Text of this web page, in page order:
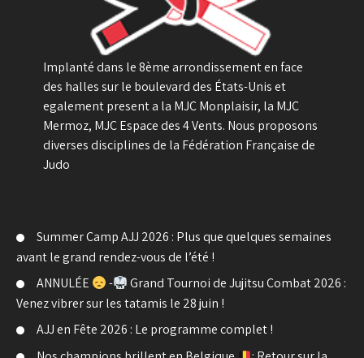
Implanté dans le 8ème arrondissement en face
des halles sur le boulevard des États-Unis et
egalement present a la MJC Monplaisir, la MJC
Mermoz, MJC Espace des 4 Vents. Nous proposons
diverses disciplines de la Fédération Française de
Judo
Summer Camp AJJ 2026 : Plus que quelques semaines
avant le grand rendez-vous de l’été !
ANNULÉE
-
Grand Tournoi de Jujitsu Combat 2026 :
Venez vibrer sur les tatamis le 28 juin !
AJJ en Fête 2026 : Le programme complet !